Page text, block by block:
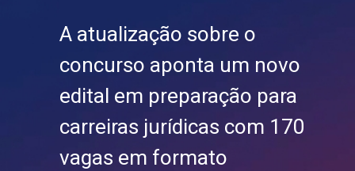
A atualização sobre o
concurso aponta um novo
edital em preparação para
carreiras jurídicas com 170
vagas em formato